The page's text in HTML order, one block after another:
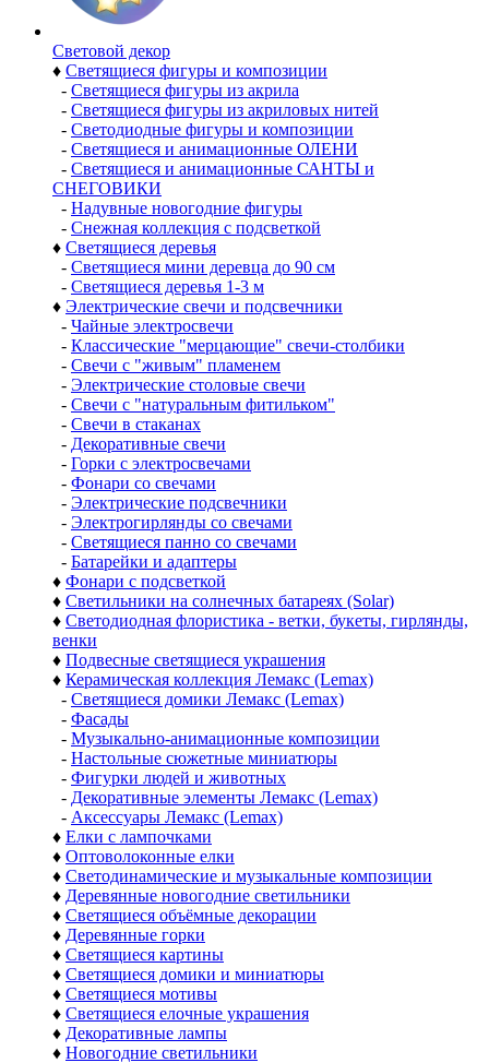
Световой декор
♦ Светящиеся фигуры и композиции
- Светящиеся фигуры из акрила
- Светящиеся фигуры из акриловых нитей
- Светодиодные фигуры и композиции
- Светящиеся и анимационные ОЛЕНИ
- Светящиеся и анимационные САНТЫ и
СНЕГОВИКИ
- Надувные новогодние фигуры
- Снежная коллекция с подсветкой
♦ Светящиеся деревья
- Светящиеся мини деревца до 90 см
- Светящиеся деревья 1-3 м
♦ Электрические свечи и подсвечники
- Чайные электросвечи
- Классические "мерцающие" свечи-столбики
- Свечи с "живым" пламенем
- Электрические столовые свечи
- Свечи с "натуральным фитильком"
- Свечи в стаканах
- Декоративные свечи
- Горки с электросвечами
- Фонари со свечами
- Электрические подсвечники
- Электрогирлянды со свечами
- Светящиеся панно со свечами
- Батарейки и адаптеры
♦ Фонари с подсветкой
♦ Светильники на солнечных батареях (Solar)
♦ Светодиодная флористика - ветки, букеты, гирлянды,
венки
♦ Подвесные светящиеся украшения
♦ Керамическая коллекция Лемакс (Lemax)
- Светящиеся домики Лемакс (Lemax)
- Фасады
- Музыкально-анимационные композиции
- Настольные сюжетные миниатюры
- Фигурки людей и животных
- Декоративные элементы Лемакс (Lemax)
- Аксессуары Лемакс (Lemax)
♦ Елки с лампочками
♦ Оптоволоконные елки
♦ Светодинамические и музыкальные композиции
♦ Деревянные новогодние светильники
♦ Светящиеся объёмные декорации
♦ Деревянные горки
♦ Светящиеся картины
♦ Светящиеся домики и миниатюры
♦ Светящиеся мотивы
♦ Светящиеся елочные украшения
♦ Декоративные лампы
♦ Новогодние светильники